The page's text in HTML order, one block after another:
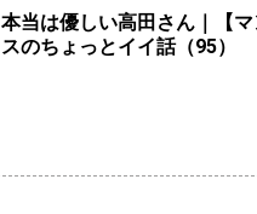
本当は優しい高田さん｜【
スのちょっとイイ話（95）